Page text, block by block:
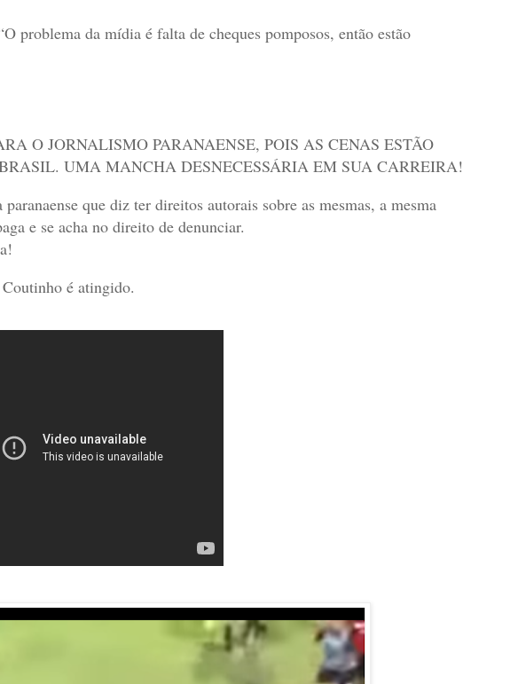
problema da mídia é falta de cheques pomposos, então estão
O JORNALISMO PARANAENSE, POIS AS CENAS ESTÃO
UMA MANCHA DESNECESSÁRIA EM SUA CARREIRA!
que diz ter direitos autorais sobre as mesmas, a mesma
e se acha no direito de denunciar.
é atingido.